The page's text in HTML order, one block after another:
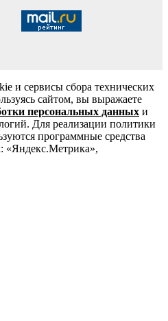
и сервисы сбора технических
сайтом, вы выражаете
персональных данных и
Для реализации политики
программные средства
«Яндекс.Метрика»,